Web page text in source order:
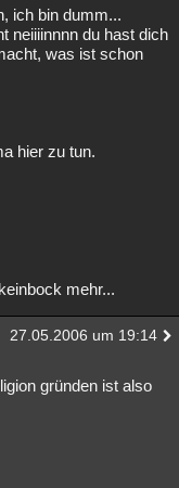
ich bin dumm...
neiiiinnnn du hast dich
was ist schon
hier zu tun.
mehr...
27.05.2006 um 19:14
gründen ist also